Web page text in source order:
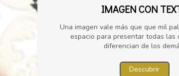
IMAGEN CON
Una imagen vale más que que mil
espacio para presentar todas las
diferencian de los
Descubrir